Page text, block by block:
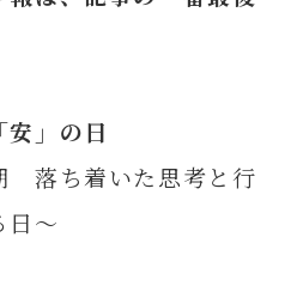
」の日
落ち着いた思考と行
日～